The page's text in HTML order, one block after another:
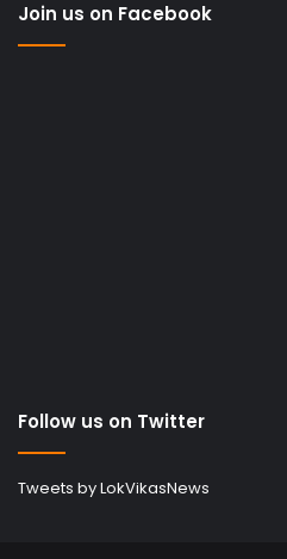
Join us on Facebook
Follow us on Twitter
Tweets by LokVikasNews